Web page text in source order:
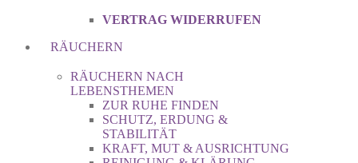
VERTRAG WIDERRUFEN
RÄUCHERN
RÄUCHERN NACH
LEBENSTHEMEN
ZUR RUHE FINDEN
SCHUTZ, ERDUNG &
STABILITÄT
KRAFT, MUT & AUSRICHTUNG